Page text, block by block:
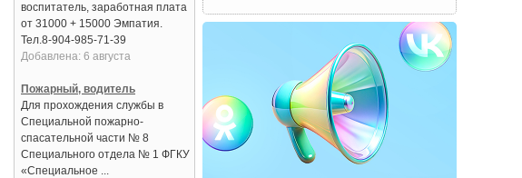
воспитатель, заработная плата
от 31000 + 15000 Эмпатия.
Тел.8-904-985-71-39
Добавлена: 6 августа
Пожарный, водитель
Для прохождения службы в
Специальной пожарно-
спасательной части № 8
Специального отдела № 1 ФГКУ
«Специальное ...